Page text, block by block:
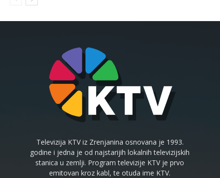
Televizija KTV iz Zrenjanina osnovana je 1993.
godine i jedna je od najstarijih lokalnih televizijskih
stanica u zemlji. Program televizije KTV je prvo
emitovan kroz kabl, te otuda ime KTV.